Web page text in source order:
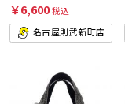
￥6,600税込
名古屋則武新町店